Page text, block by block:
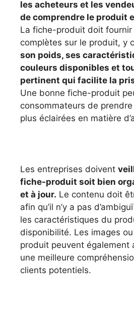
les acheteurs et les
de comprendre le produit
La fiche-produit doit
complètes sur le produit, y
son poids, ses
couleurs disponibles et
pertinent qui facilite la
Une bonne fiche-produit
consommateurs de
plus éclairées en matière
Les entreprises doivent
fiche-produit soit bien
et à jour. Le contenu doit
afin qu’il n’y a pas
les caractéristiques du
disponibilité. Les images
produit peuvent également
une meilleure
clients potentiels.